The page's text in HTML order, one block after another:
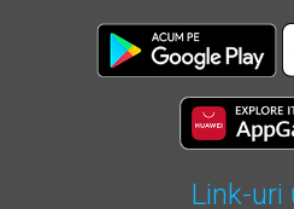
Link-uri